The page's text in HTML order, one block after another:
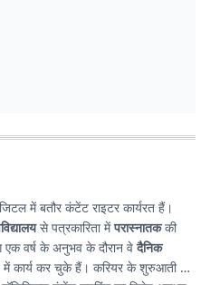
में बतौर कंटेंट राइटर कार्यरत हैं।
से पत्रकारिता मेंपरास्नातककी
एक वर्ष के अनुभव के दौरान वेदैनिक
कार्य कर चुके हैं। करियर के शुरुआती दौर